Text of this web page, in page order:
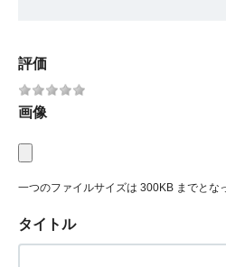
評価
画像
一つのファイルサイズは 300KB までとな
タイトル